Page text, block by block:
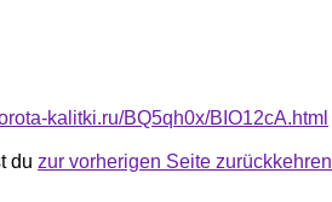
kalitki.ru/BQ5qh0x/BIO12cA.html
du zur vorherigen Seite zurückkehren